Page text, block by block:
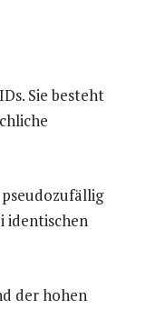
Sie besteht
identischen
der hohen